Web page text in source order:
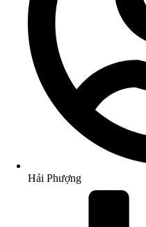
Hải Phượng